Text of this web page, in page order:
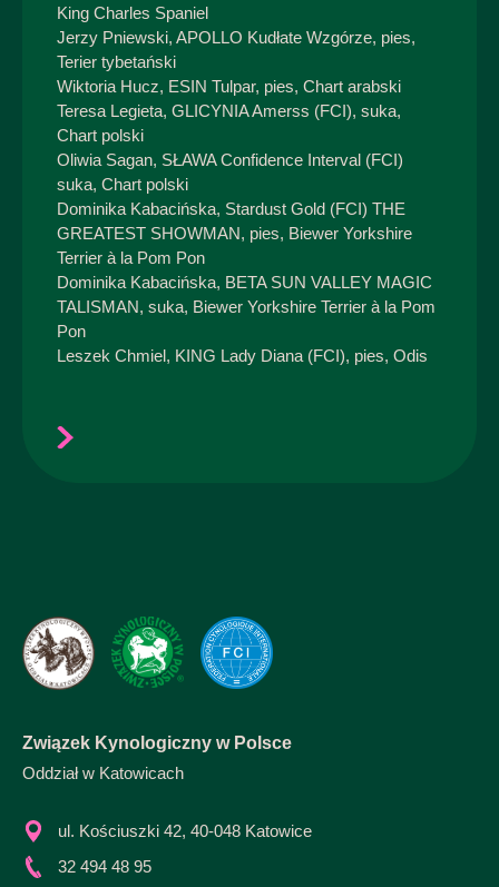
King Charles Spaniel
Jerzy Pniewski, APOLLO Kudłate Wzgórze, pies,
Terier tybetański
Wiktoria Hucz, ESIN Tulpar, pies, Chart arabski
Teresa Legieta, GLICYNIA Amerss (FCI), suka,
Chart polski
Oliwia Sagan, SŁAWA Confidence Interval (FCI)
suka, Chart polski
Dominika Kabacińska, Stardust Gold (FCI) THE
GREATEST SHOWMAN, pies, Biewer Yorkshire
Terrier à la Pom Pon
Dominika Kabacińska, BETA SUN VALLEY MAGIC
TALISMAN, suka, Biewer Yorkshire Terrier à la Pom
Pon
Leszek Chmiel, KING Lady Diana (FCI), pies, Odis
Związek Kynologiczny w Polsce
Oddział w Katowicach
ul. Kościuszki 42, 40-048 Katowice
32 494 48 95